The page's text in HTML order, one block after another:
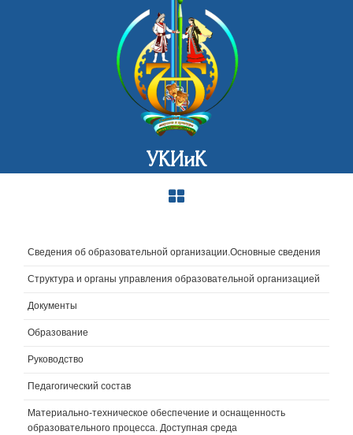
УКИиК
Сведения об образовательной организации.Основные сведения
Структура и органы управления образовательной организацией
Документы
Образование
Руководство
Педагогический состав
Материально-техническое обеспечение и оснащенность
образовательного процесса. Доступная среда